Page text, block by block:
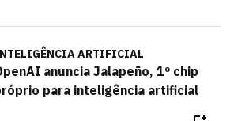
ARTIFICIAL
anuncia Jalapeño, 1º chip
para inteligência artificial